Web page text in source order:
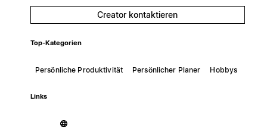
Creator kontaktieren
Top-Kategorien
Persönliche Produktivität Persönlicher Planer Hobbys
Links